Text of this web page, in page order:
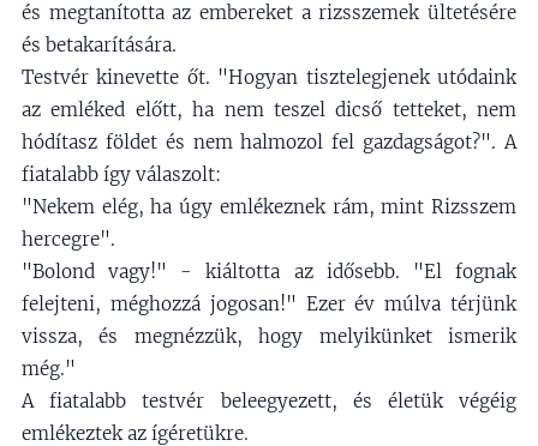
és megtanította az embereket a rizsszemek ültetésére
és betakarítására.
Testvér kinevette őt. "Hogyan tisztelegjenek utódaink
az emléked előtt, ha nem teszel dicső tetteket, nem
hódítasz földet és nem halmozol fel gazdagságot?". A
fiatalabb így válaszolt:
"Nekem elég, ha úgy emlékeznek rám, mint Rizsszem
hercegre".
"Bolond vagy!" - kiáltotta az idősebb. "El fognak
felejteni, méghozzá jogosan!" Ezer év múlva térjünk
vissza, és megnézzük, hogy melyikünket ismerik
még."
A fiatalabb testvér beleegyezett, és életük végéig
emlékeztek az ígéretükre.